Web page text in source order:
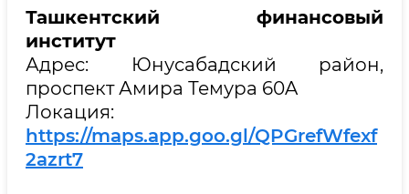
Ташкентский финансовый
институт
Адрес: Юнусабадский район,
проспект Амира Темура 60A
Локация:
https://maps.app.goo.gl/QPGrefWfexf
2azrt7